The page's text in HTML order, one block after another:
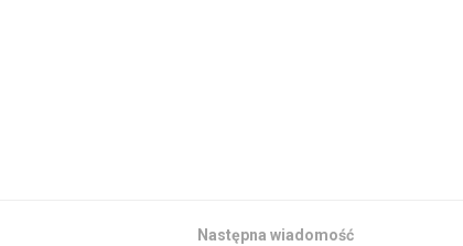
Następna wiadomość